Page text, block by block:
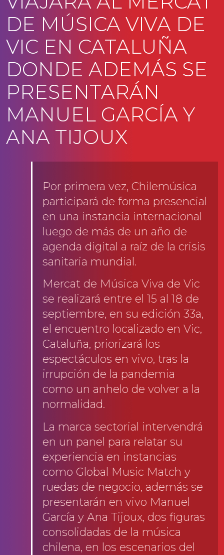
DE MÚSICA VIVA DE
VIC EN CATALUÑA
DONDE ADEMÁS SE
PRESENTARÁN
MANUEL GARCÍA Y
ANA TIJOUX
Por primera vez, Chilemúsica
participará de forma presencial
en una instancia internacional
luego de más de un año de
agenda digital a raíz de la crisis
sanitaria mundial.
Mercat de Música Viva de Vic
se realizará entre el 15 al 18 de
septiembre, en su edición 33a,
el encuentro localizado en Vic,
Cataluña, priorizará los
espectáculos en vivo, tras la
irrupción de la pandemia
como un anhelo de volver a la
normalidad.
La marca sectorial intervendrá
en un panel para relatar su
experiencia en instancias
como Global Music Match y
ruedas de negocio, además se
presentarán en vivo Manuel
García y Ana Tijoux, dos figuras
consolidadas de la música
chilena, en los escenarios del